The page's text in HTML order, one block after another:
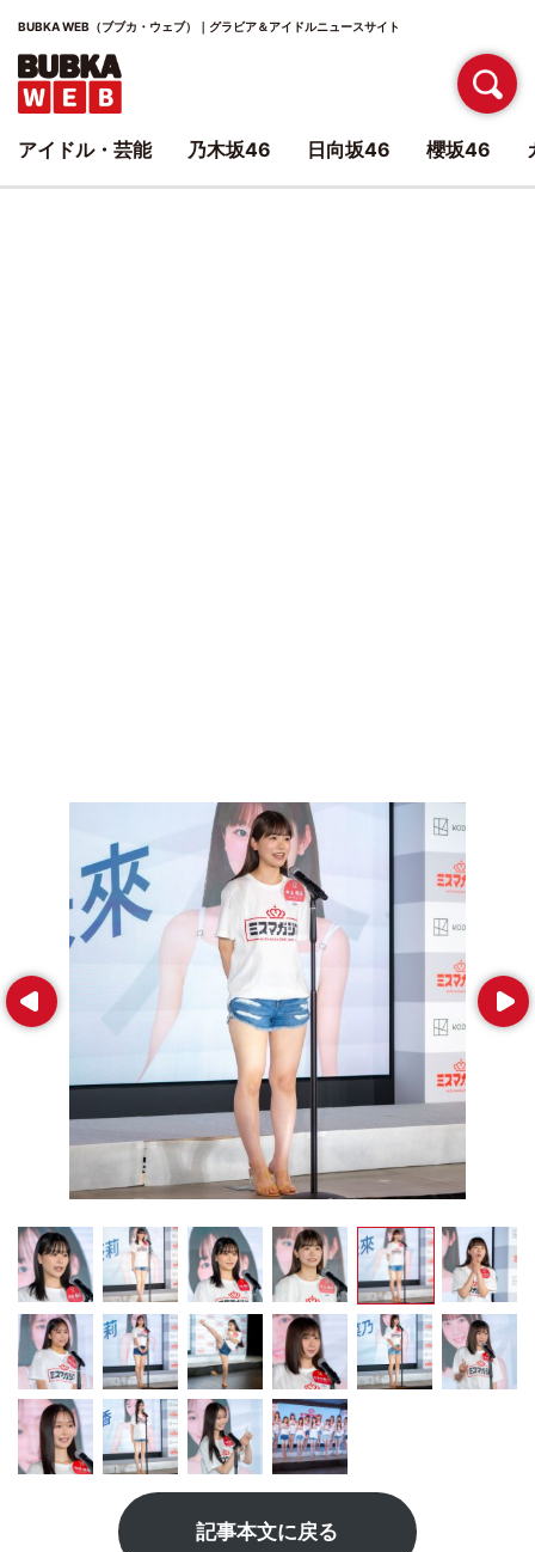
BUBKA WEB（ブブカ・ウェブ）｜グラビア＆アイドルニュースサイト
Prev Next
記事本文に戻る
アイドル・芸能 乃木坂46 日向坂46 櫻坂46